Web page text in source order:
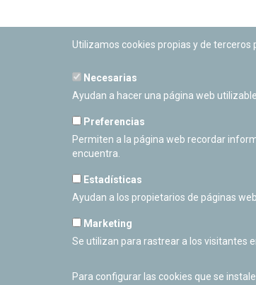
PLANETARIO DE PAMPLONA
Calle Sancho RamÃ­rez, s/n
Cerrado Temporalmente
Utilizamos cookies propias y de terceros
Necesarias
Ayudan a hacer una página web
Preferencias
Permiten a la página web recordar
encuentra.
Estadísticas
Ayudan a los propietarios de páginas
Marketing
Se utilizan para rastrear a los visitantes
Para configurar las cookies que se